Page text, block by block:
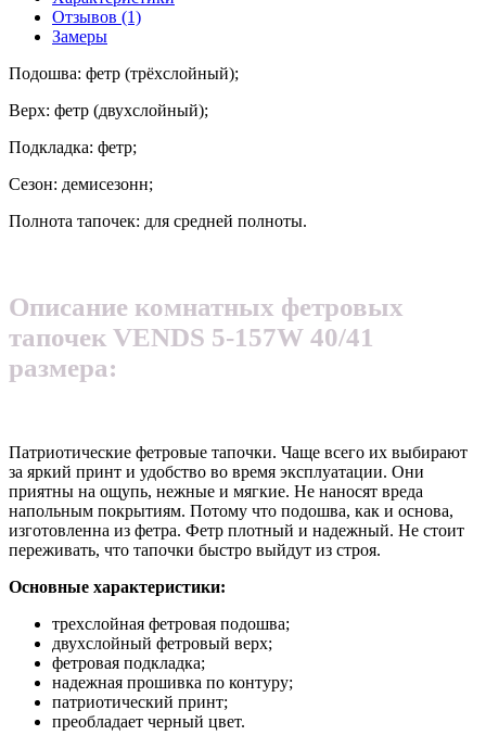
Отзывов (1)
Замеры
Подошва: фетр (трёхслойный);
Верх: фетр (двухслойный);
Подкладка: фетр;
Сезон: демисезонн;
Полнота тапочек: для средней полноты.
Описание комнатных фетровых
тапочек VENDS 5-157W 40/41
размера:
Патриотические фетровые тапочки. Чаще всего их выбирают
за яркий принт и удобство во время эксплуатации. Они
приятны на ощупь, нежные и мягкие. Не наносят вреда
напольным покрытиям. Потому что подошва, как и основа,
изготовленна из фетра. Фетр плотный и надежный. Не стоит
переживать, что тапочки быстро выйдут из строя.
Основные характеристики:
трехслойная фетровая подошва;
двухслойный фетровый верх;
фетровая подкладка;
надежная прошивка по контуру;
патриотический принт;
преобладает черный цвет.